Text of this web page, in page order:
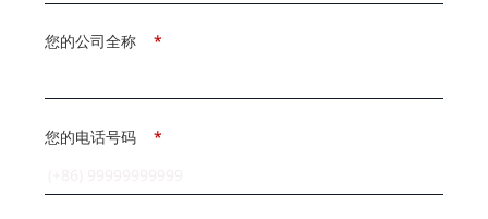
*
您的公司全称
*
您的电话号码